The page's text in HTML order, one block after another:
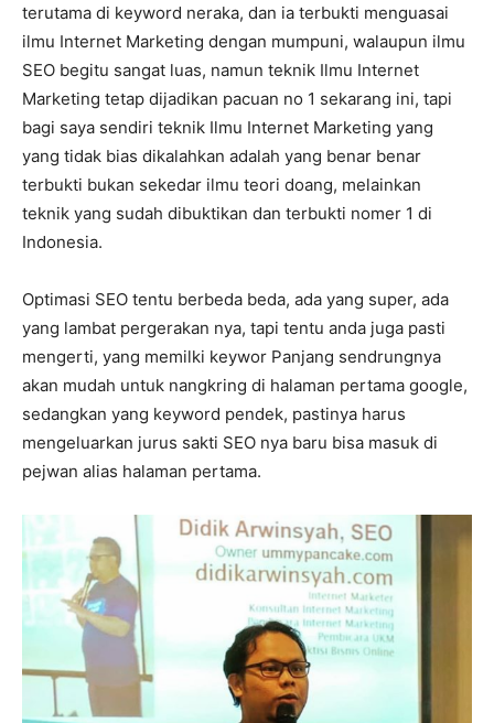
terutama di keyword neraka, dan ia terbukti menguasai
ilmu Internet Marketing dengan mumpuni, walaupun ilmu
SEO begitu sangat luas, namun teknik Ilmu Internet
Marketing tetap dijadikan pacuan no 1 sekarang ini, tapi
bagi saya sendiri teknik Ilmu Internet Marketing yang
yang tidak bias dikalahkan adalah yang benar benar
terbukti bukan sekedar ilmu teori doang, melainkan
teknik yang sudah dibuktikan dan terbukti nomer 1 di
Indonesia.
Optimasi SEO tentu berbeda beda, ada yang super, ada
yang lambat pergerakan nya, tapi tentu anda juga pasti
mengerti, yang memilki keywor Panjang sendrungnya
akan mudah untuk nangkring di halaman pertama google,
sedangkan yang keyword pendek, pastinya harus
mengeluarkan jurus sakti SEO nya baru bisa masuk di
pejwan alias halaman pertama.